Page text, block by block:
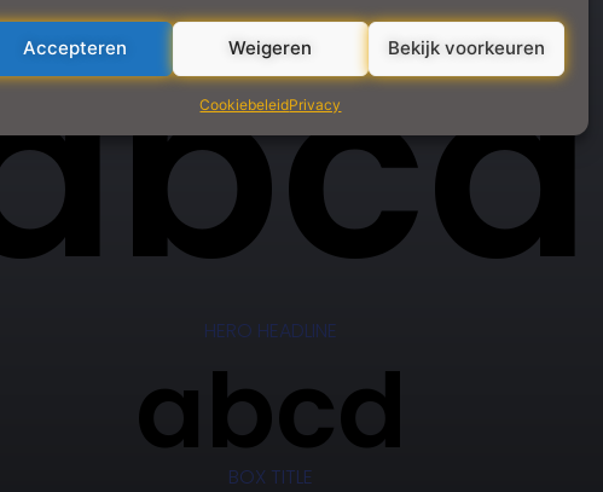
Accepteren Weigeren Bekijk voorkeuren
CookiebeleidPrivacy
HERO HEADLINE
abcd
BOX TITLE